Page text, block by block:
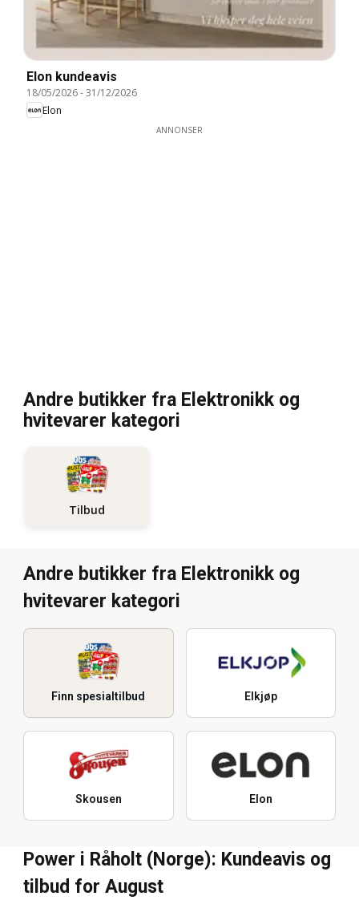
Elon kundeavis
18/05/2026-31/12/2026
Elon
ANNONSER
Andre butikker fra Elektronikk og
hvitevarer kategori
Tilbud
Andre butikker fra Elektronikk og
hvitevarer kategori
Finn spesialtilbud Elkjøp
Skousen Elon
Power i Råholt (Norge): Kundeavis og
tilbud for August